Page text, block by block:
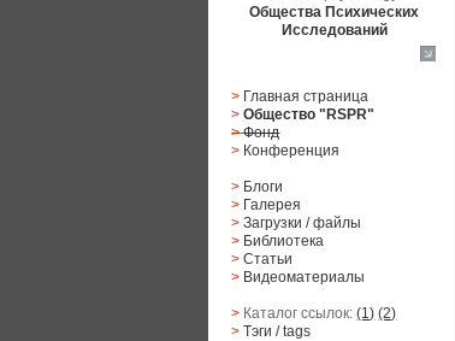
Общества Психических
Исследований
> Главная страница
> Общество "RSPR"
> Фонд
> Конференция
> Блоги
> Галерея
> Загрузки/файлы
> Библиотека
> Статьи
> Видеоматериалы
> Каталог ссылок:(1) (2)
> Тэги/ tags